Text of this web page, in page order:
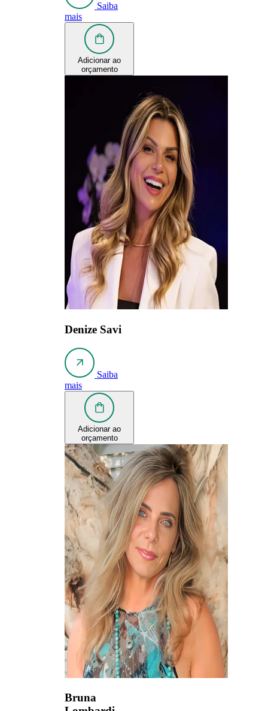
Saiba
mais
Adicionar ao
orçamento
Denize Savi
Saiba
mais
Adicionar ao
orçamento
Bruna